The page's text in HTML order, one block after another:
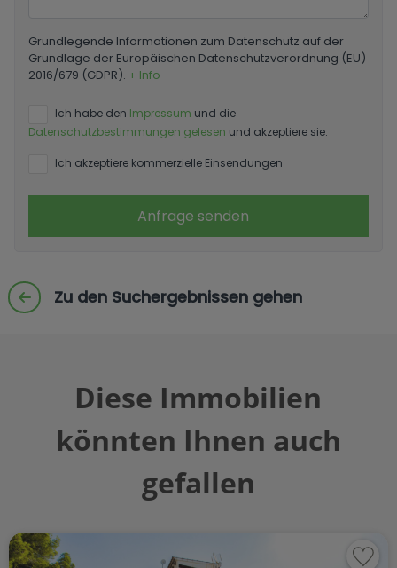
Grundlegende Informationen zum Datenschutz auf der
Grundlage der Europäischen Datenschutzverordnung (EU)
2016/679 (GDPR). + Info
Ich habe den Impressum und die
Datenschutzbestimmungen gelesen und akzeptiere sie.
Ich akzeptiere kommerzielle Einsendungen
Anfrage senden
Zu den Suchergebnissen gehen
Diese Immobilien
könnten Ihnen auch
gefallen